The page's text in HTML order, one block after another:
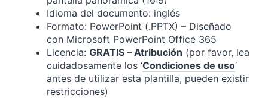
Idioma del documento: inglés
Formato: PowerPoint (.PPTX) – Diseñado
con Microsoft PowerPoint Office 365
Licencia: GRATIS – Atribución (por favor, lea
cuidadosamente los ‘Condiciones de uso‘
antes de utilizar esta plantilla, pueden existir
restricciones)